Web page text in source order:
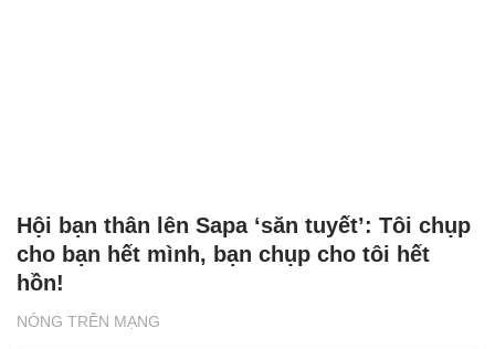
NÓNG TRÊN MẠNG
Hội bạn thân lên Sapa ‘săn tuyết’: Tôi chụp
cho bạn hết mình, bạn chụp cho tôi hết
hồn!